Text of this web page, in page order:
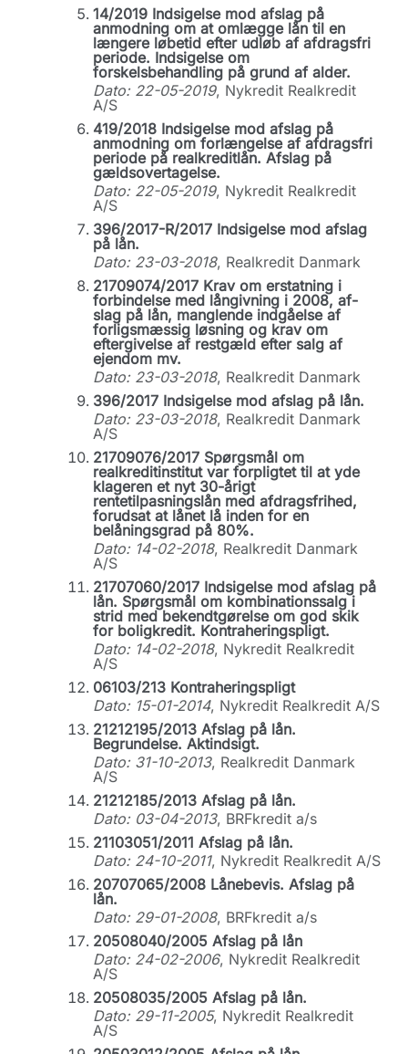
14/2019 Indsigelse mod afslag på
anmodning om at omlægge lån til en
længere løbetid efter udløb af afdragsfri
periode. Indsigelse om
forskelsbehandling på grund af alder.
Dato: 22-05-2019, Nykredit Realkredit
A/S
419/2018 Indsigelse mod afslag på
anmodning om forlængelse af afdragsfri
periode på realkreditlån. Afslag på
gældsovertagelse.
Dato: 22-05-2019, Nykredit Realkredit
A/S
396/2017-R/2017 Indsigelse mod afslag
på lån.
Dato: 23-03-2018, Realkredit Danmark
21709074/2017 Krav om erstatning i
forbindelse med långivning i 2008, af-
slag på lån, manglende indgåelse af
forligsmæssig løsning og krav om
eftergivelse af restgæld efter salg af
ejendom mv.
Dato: 23-03-2018, Realkredit Danmark
396/2017 Indsigelse mod afslag på lån.
Dato: 23-03-2018, Realkredit Danmark
A/S
21709076/2017 Spørgsmål om
realkreditinstitut var forpligtet til at yde
klageren et nyt 30-årigt
rentetilpasningslån med afdragsfrihed,
forudsat at lånet lå inden for en
belåningsgrad på 80%.
Dato: 14-02-2018, Realkredit Danmark
A/S
21707060/2017 Indsigelse mod afslag på
lån. Spørgsmål om kombinationssalg i
strid med bekendtgørelse om god skik
for boligkredit. Kontraheringspligt.
Dato: 14-02-2018, Nykredit Realkredit
A/S
06103/213 Kontraheringspligt
Dato: 15-01-2014, Nykredit Realkredit A/S
21212195/2013 Afslag på lån.
Begrundelse. Aktindsigt.
Dato: 31-10-2013, Realkredit Danmark
A/S
21212185/2013 Afslag på lån.
Dato: 03-04-2013, BRFkredit a/s
21103051/2011 Afslag på lån.
Dato: 24-10-2011, Nykredit Realkredit A/S
20707065/2008 Lånebevis. Afslag på
lån.
Dato: 29-01-2008, BRFkredit a/s
20508040/2005 Afslag på lån
Dato: 24-02-2006, Nykredit Realkredit
A/S
20508035/2005 Afslag på lån.
Dato: 29-11-2005, Nykredit Realkredit
A/S